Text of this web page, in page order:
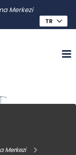
Merkezi
Merkezi